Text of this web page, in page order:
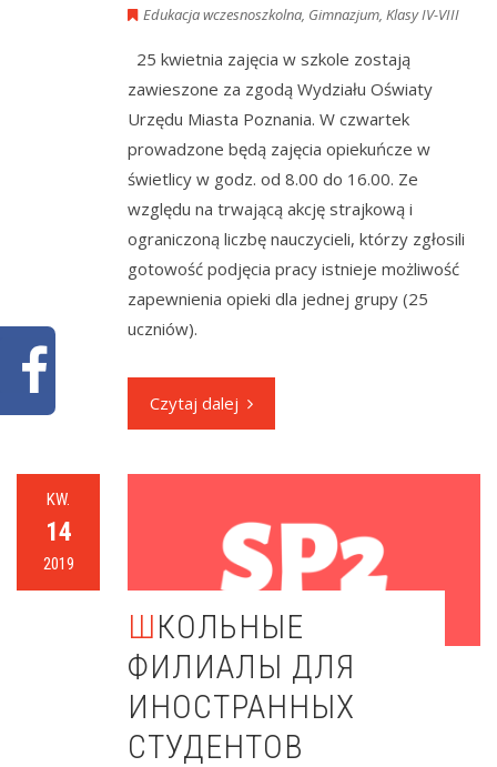
Edukacja wczesnoszkolna, Gimnazjum, Klasy IV-VIII
25 kwietnia zajęcia w szkole zostają
zawieszone za zgodą Wydziału Oświaty
Urzędu Miasta Poznania. W czwartek
prowadzone będą zajęcia opiekuńcze w
świetlicy w godz. od 8.00 do 16.00. Ze
względu na trwającą akcję strajkową i
ograniczoną liczbę nauczycieli, którzy zgłosili
gotowość podjęcia pracy istnieje możliwość
zapewnienia opieki dla jednej grupy (25
uczniów).
Czytaj dalej
KW.
14
2019
ШКОЛЬНЫЕ
ФИЛИАЛЫ ДЛЯ
ИНОСТРАННЫХ
СТУДЕНТОВ